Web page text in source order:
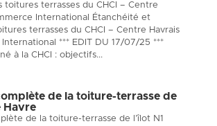
toitures terrasses du CHCI – Centre
International Étanchéité et
terrasses du CHCI – Centre Havrais
*** EDIT DU 17/07/25 ***
à la CHCI : objectifs...
de la toiture-terrasse de
Havre
de la toiture-terrasse de l’îlot N1